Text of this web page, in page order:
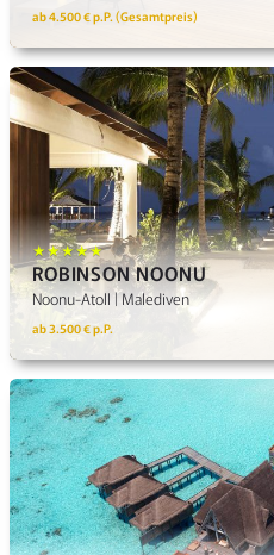
ab 4.500 € p.P. (Gesamtpreis)
★★★★★
ROBINSON NOONU
Noonu-Atoll | Malediven
ab 3.500 € p.P.